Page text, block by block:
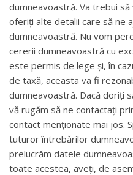
dumneavoastră. Va trebui
oferiți alte detalii care să ne
dumneavoastră. Nu vom
cererii dumneavoastră cu
este permis de lege și, în
de taxă, aceasta va fi
dumneavoastră. Dacă doriți
vă rugăm să ne contactați
contact menționate mai jos.
tuturor întrebărilor
prelucrăm datele
toate acestea, aveți, de